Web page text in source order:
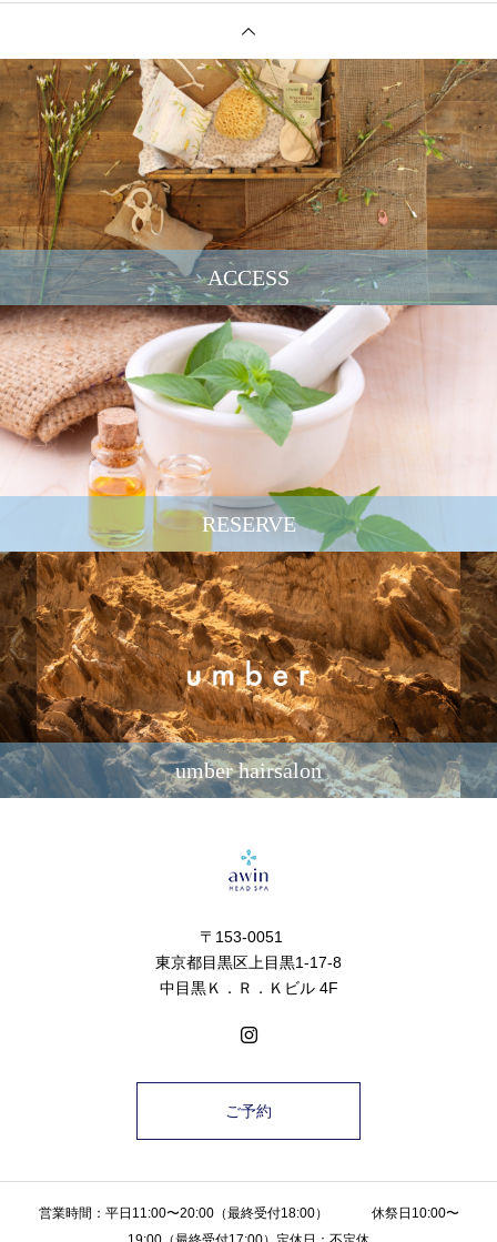
ACCESS
RESERVE
umber hairsalon
〒153-0051
東京都目黒区上目黒1-17-8
中目黒Ｋ．Ｒ．Ｋビル 4F
ご予約
営業時間：平日11:00〜20:00（最終受付18:00） 休祭日10:00〜